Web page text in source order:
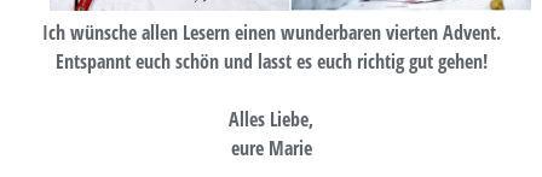
Ich wünsche allen Lesern einen wunderbaren vierten Advent.
Entspannt euch schön und lasst es euch richtig gut gehen!
Alles Liebe,
eure Marie